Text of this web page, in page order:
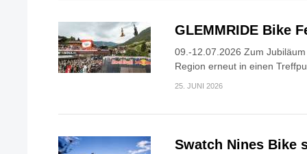
GLEMMRIDE Bike
09.-12.07.2026 Zum
Region erneut in einen
25. JUNI 2026
Swatch Nines Bike